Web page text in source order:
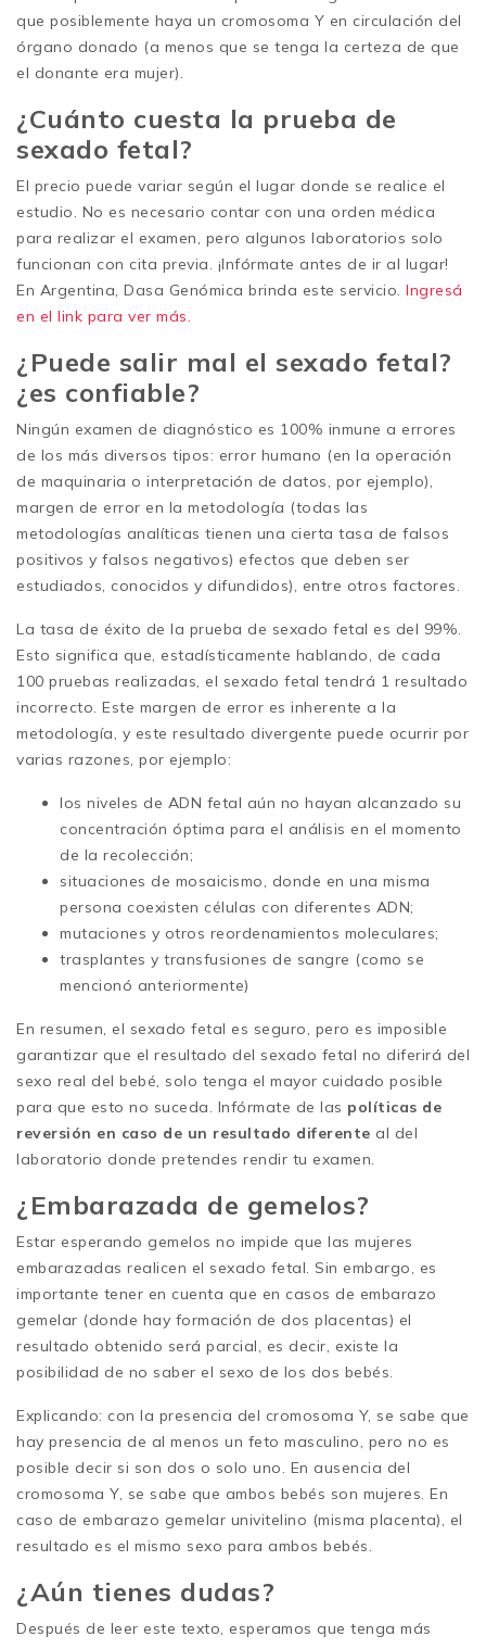
que posiblemente haya un cromosoma Y en circulación del
órgano donado (a menos que se tenga la certeza de que
el donante era mujer).
¿Cuánto cuesta la prueba de
sexado fetal?
El precio puede variar según el lugar donde se realice el
estudio. No es necesario contar con una orden médica
para realizar el examen, pero algunos laboratorios solo
funcionan con cita previa. ¡Infórmate antes de ir al lugar!
En Argentina, Dasa Genómica brinda este servicio. Ingresá
en el link para ver más.
¿Puede salir mal el sexado fetal?
¿es confiable?
Ningún examen de diagnóstico es 100% inmune a errores
de los más diversos tipos: error humano (en la operación
de maquinaria o interpretación de datos, por ejemplo),
margen de error en la metodología (todas las
metodologías analíticas tienen una cierta tasa de falsos
positivos y falsos negativos) efectos que deben ser
estudiados, conocidos y difundidos), entre otros factores.
La tasa de éxito de la prueba de sexado fetal es del 99%.
Esto significa que, estadísticamente hablando, de cada
100 pruebas realizadas, el sexado fetal tendrá 1 resultado
incorrecto. Este margen de error es inherente a la
metodología, y este resultado divergente puede ocurrir por
varias razones, por ejemplo:
los niveles de ADN fetal aún no hayan alcanzado su
concentración óptima para el análisis en el momento
de la recolección;
situaciones de mosaicismo, donde en una misma
persona coexisten células con diferentes ADN;
mutaciones y otros reordenamientos moleculares;
trasplantes y transfusiones de sangre (como se
mencionó anteriormente)
En resumen, el sexado fetal es seguro, pero es imposible
garantizar que el resultado del sexado fetal no diferirá del
sexo real del bebé, solo tenga el mayor cuidado posible
para que esto no suceda. Infórmate de las políticas de
reversión en caso de un resultado diferente al del
laboratorio donde pretendes rendir tu examen.
¿Embarazada de gemelos?
Estar esperando gemelos no impide que las mujeres
embarazadas realicen el sexado fetal. Sin embargo, es
importante tener en cuenta que en casos de embarazo
gemelar (donde hay formación de dos placentas) el
resultado obtenido será parcial, es decir, existe la
posibilidad de no saber el sexo de los dos bebés.
Explicando: con la presencia del cromosoma Y, se sabe que
hay presencia de al menos un feto masculino, pero no es
posible decir si son dos o solo uno. En ausencia del
cromosoma Y, se sabe que ambos bebés son mujeres. En
caso de embarazo gemelar univitelino (misma placenta), el
resultado es el mismo sexo para ambos bebés.
¿Aún tienes dudas?
Después de leer este texto, esperamos que tenga más